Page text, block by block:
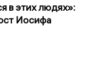
в этих людях»:
Иосифа